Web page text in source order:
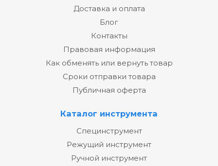
Доставка и оплата
Блог
Контакты
Правовая информация
Как обменять или вернуть товар
Сроки отправки товара
Публичная оферта
Каталог инструмента
Специнструмент
Режущий инструмент
Ручной инструмент